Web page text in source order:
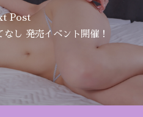
Post
し 発売イベント開催！